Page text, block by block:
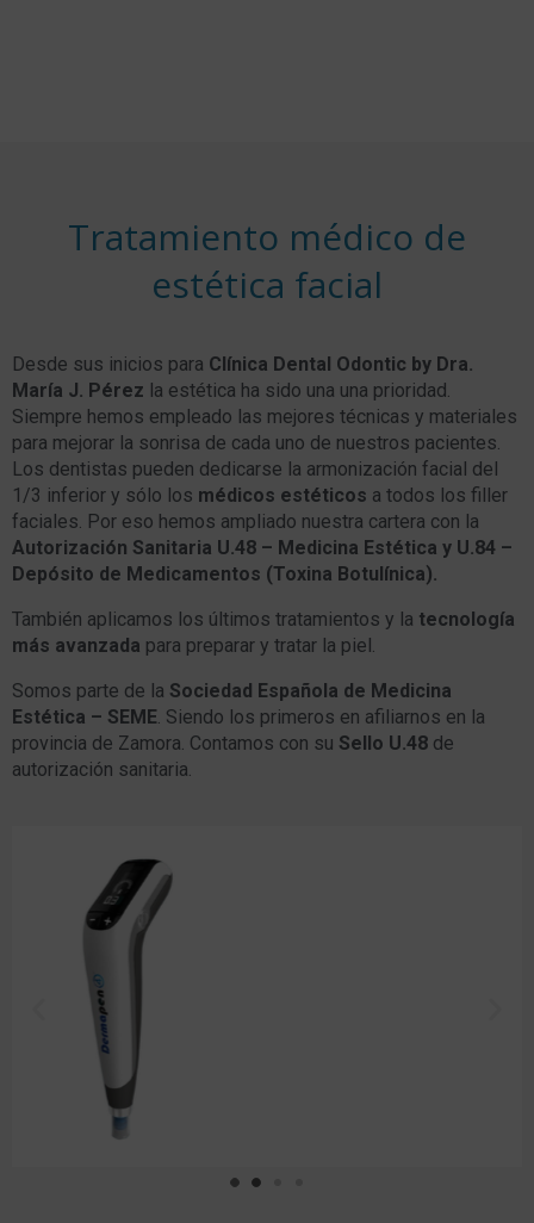
Tratamiento médico de
estética facial
Desde sus inicios para Clínica Dental Odontic by Dra.
María J. Pérez la estética ha sido una una prioridad.
Siempre hemos empleado las mejores técnicas y materiales
para mejorar la sonrisa de cada uno de nuestros pacientes.
Los dentistas pueden dedicarse la armonización facial del
1/3 inferior y sólo los médicos estéticos a todos los filler
faciales. Por eso hemos ampliado nuestra cartera con la
Autorización Sanitaria U.48 – Medicina Estética y U.84 –
Depósito de Medicamentos (Toxina Botulínica).
También aplicamos los últimos tratamientos y la tecnología
más avanzada para preparar y tratar la piel.
Somos parte de la Sociedad Española de Medicina
Estética – SEME. Siendo los primeros en afiliarnos en la
provincia de Zamora. Contamos con su Sello U.48 de
autorización sanitaria.